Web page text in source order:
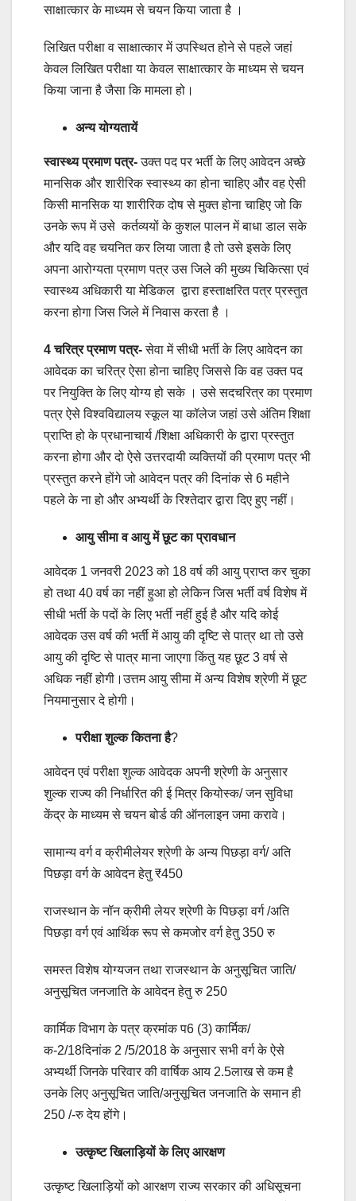
साक्षात्कार के माध्यम से चयन किया जाता है ।
लिखित परीक्षा व साक्षात्कार में उपस्थित होने से पहले जहां
केवल लिखित परीक्षा या केवल साक्षात्कार के माध्यम से चयन
किया जाना है जैसा कि मामला हो।
अन्य योग्यतायें
स्वास्थ्य प्रमाण पत्र-उक्त पद पर भर्ती के लिए आवेदन अच्छे
मानसिक और शारीरिक स्वास्थ्य का होना चाहिए और वह ऐसी
किसी मानसिक या शारीरिक दोष से मुक्त होना चाहिए जो कि
उनके रूप में उसे कर्तव्ययों के कुशल पालन में बाधा डाल सके
और यदि वह चयनित कर लिया जाता है तो उसे इसके लिए
अपना आरोग्यता प्रमाण पत्र उस जिले की मुख्य चिकित्सा एवं
स्वास्थ्य अधिकारी या मेडिकल द्वारा हस्ताक्षरित पत्र प्रस्तुत
करना होगा जिस जिले में निवास करता है ।
4 चरित्र प्रमाण पत्र-सेवा में सीधी भर्ती के लिए आवेदन का
आवेदक का चरित्र ऐसा होना चाहिए जिससे कि वह उक्त पद
पर नियुक्ति के लिए योग्य हो सके । उसे सदचरित्र का प्रमाण
पत्र ऐसे विश्वविद्यालय स्कूल या कॉलेज जहां उसे अंतिम शिक्षा
प्राप्ति हो के प्रधानाचार्य /शिक्षा अधिकारी के द्वारा प्रस्तुत
करना होगा और दो ऐसे उत्तरदायी व्यक्तियों की प्रमाण पत्र भी
प्रस्तुत करने होंगे जो आवेदन पत्र की दिनांक से 6 महीने
पहले के ना हो और अभ्यर्थी के रिश्तेदार द्वारा दिए हुए नहीं।
आयु सीमा व आयु में छूट का प्रावधान
आवेदक 1 जनवरी 2023 को 18 वर्ष की आयु प्राप्त कर चुका
हो तथा 40 वर्ष का नहीं हुआ हो लेकिन जिस भर्ती वर्ष विशेष में
सीधी भर्ती के पदों के लिए भर्ती नहीं हुई है और यदि कोई
आवेदक उस वर्ष की भर्ती में आयु की दृष्टि से पात्र था तो उसे
आयु की दृष्टि से पात्र माना जाएगा किंतु यह छूट 3 वर्ष से
अधिक नहीं होगी।उत्तम आयु सीमा में अन्य विशेष श्रेणी में छूट
नियमानुसार दे होगी।
परीक्षा शुल्क कितना है?
आवेदन एवं परीक्षा शुल्क आवेदक अपनी श्रेणी के अनुसार
शुल्क राज्य की निर्धारित की ई मित्र कियोस्क/ जन सुविधा
केंद्र के माध्यम से चयन बोर्ड की ऑनलाइन जमा करावे।
सामान्य वर्ग व क्रीमीलेयर श्रेणी के अन्य पिछड़ा वर्ग/ अति
पिछड़ा वर्ग के आवेदन हेतु ₹450
राजस्थान के नॉन क्रीमी लेयर श्रेणी के पिछड़ा वर्ग /अति
पिछड़ा वर्ग एवं आर्थिक रूप से कमजोर वर्ग हेतु 350 रु
समस्त विशेष योग्यजन तथा राजस्थान के अनुसूचित जाति/
अनुसूचित जनजाति के आवेदन हेतु रु 250
कार्मिक विभाग के पत्र क्रमांक प6 (3) कार्मिक/
क-2/18दिनांक 2 /5/2018 के अनुसार सभी वर्ग के ऐसे
अभ्यर्थी जिनके परिवार की वार्षिक आय 2.5लाख से कम है
उनके लिए अनुसूचित जाति/अनुसूचित जनजाति के समान ही
250 /-रु देय होंगे।
उत्कृष्ट खिलाड़ियों के लिए आरक्षण
उत्कृष्ट खिलाड़ियों को आरक्षण राज्य सरकार की अधिसूचना